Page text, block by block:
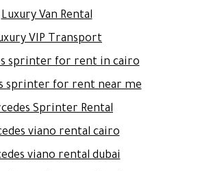
Luxury Van Rental
VIP Transport
sprinter for rent in cairo
sprinter for rent near me
Sprinter Rental
viano rental cairo
viano rental dubai